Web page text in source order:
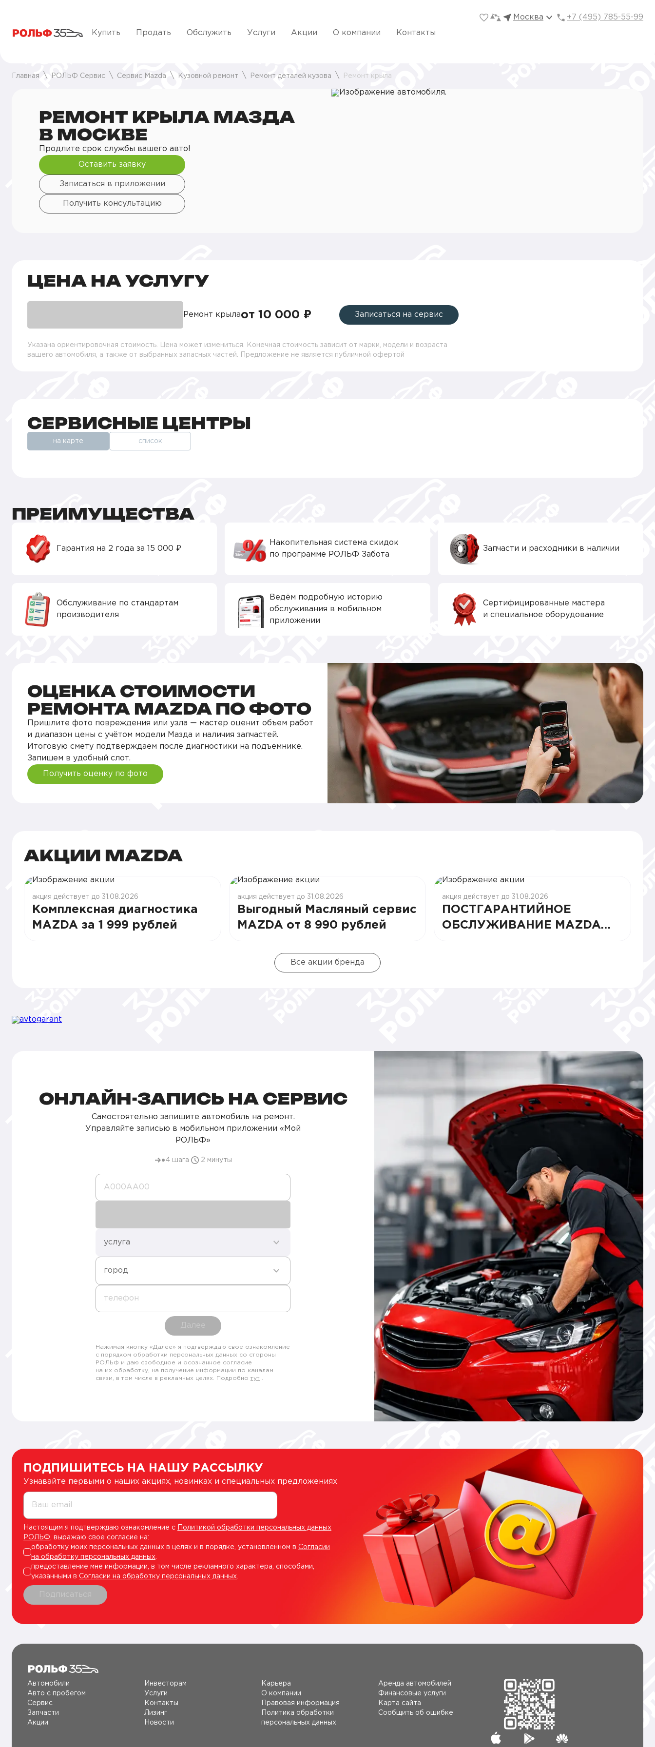
Москва +7 (495) 785-55-99
Купить Продать Обслужить Услуги Акции О компании Контакты
Главная РОЛЬФ Сервис Сервис Mazda Кузовной ремонт Ремонт деталей кузова Ремонт крыла
РЕМОНТ КРЫЛА МАЗДА
В МОСКВЕ
Продлите срок службы вашего авто!
Оставить заявку
Записаться в приложении
Получить консультацию
ЦЕНА НА УСЛУГУ
Ремонт крылаот 10 000 ₽ Записаться на сервис
Указана ориентировочная стоимость. Цена может измениться. Конечная стоимость зависит от марки, модели и возраста
вашего автомобиля, а также от выбранных запасных частей. Предложение не является публичной офертой
СЕРВИСНЫЕ ЦЕНТРЫ
на карте список
ПРЕИМУЩЕСТВА
Гарантия на 2 года за 15 000 ₽
Накопительная система скидок
по программе РОЛЬФ Забота
Запчасти и расходники в наличии
Обслуживание по стандартам
производителя
Ведём подробную историю
обслуживания в мобильном
приложении
Сертифицированные мастера
и специальное оборудование
ОЦЕНКА СТОИМОСТИ
РЕМОНТА MAZDA ПО ФОТО
Пришлите фото повреждения или узла — мастер оценит объем работ
и диапазон цены с учётом модели Мазда и наличия запчастей.
Итоговую смету подтверждаем после диагностики на подъемнике.
Запишем в удобный слот.
Получить оценку по фото
АКЦИИ MAZDA
акция действует до 31.08.2026
Комплексная диагностика
MAZDA за 1 999 рублей
акция действует до 31.08.2026
Выгодный Масляный сервис
MAZDA от 8 990 рублей
акция действует до 31.08.2026
ПОСТГАРАНТИЙНОЕ
ОБСЛУЖИВАНИЕ MAZDA
Все акции бренда
ОНЛАЙН-ЗАПИСЬ НА СЕРВИС
Самостоятельно запишите автомобиль на ремонт.
Управляйте записью в мобильном приложении «Мой
РОЛЬФ»
4 шага 2 минуты
А000AA00
услуга
город
телефон
Далее
Нажимая кнопку «Далее» я подтверждаю свое ознакомление
с порядком обработки персональных данных со стороны
РОЛЬФ и даю свободное и осознанное согласие
на их обработку, на получение информации по каналам
связи, в том числе в рекламных целях. Подробно тут
ПОДПИШИТЕСЬ НА НАШУ РАССЫЛКУ
Узнавайте первыми о наших акциях, новинках и специальных предложениях
Ваш email
Настоящим я подтверждаю ознакомление с
Политикой обработки персональных данных
РОЛЬФ , выражаю свое согласие на:
обработку моих персональных данных в целях и в порядке, установленном в Согласии
на обработку персональных данных
предоставление мне информации, в том числе рекламного характера, способами,
указанными в Согласии на обработку персональных данных
Подписаться
Автомобили
Авто c пробегом
Сервис
Запчасти
Акции
Инвесторам
Услуги
Контакты
Лизинг
Новости
Карьера
О компании
Правовая информация
Политика обработки
персональных данных
Аренда автомобилей
Финансовые услуги
Карта сайта
Сообщить об ошибке